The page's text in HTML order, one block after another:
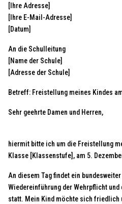
[Ihre Adresse]
[Ihre E-Mail-Adresse]
[Datum]
An die Schulleitung
[Name der Schule]
[Adresse der Schule]
Betreff: Freistellung meines Kindes
Sehr geehrte Damen und Herren,
hiermit bitte ich um die Freistellung
Klasse [Klassenstufe], am 5.
An diesem Tag findet ein
Wiedereinführung der Wehrpflicht
statt. Mein Kind möchte sich friedlich